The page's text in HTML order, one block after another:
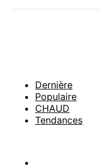
Dernière
Populaire
CHAUD
Tendances